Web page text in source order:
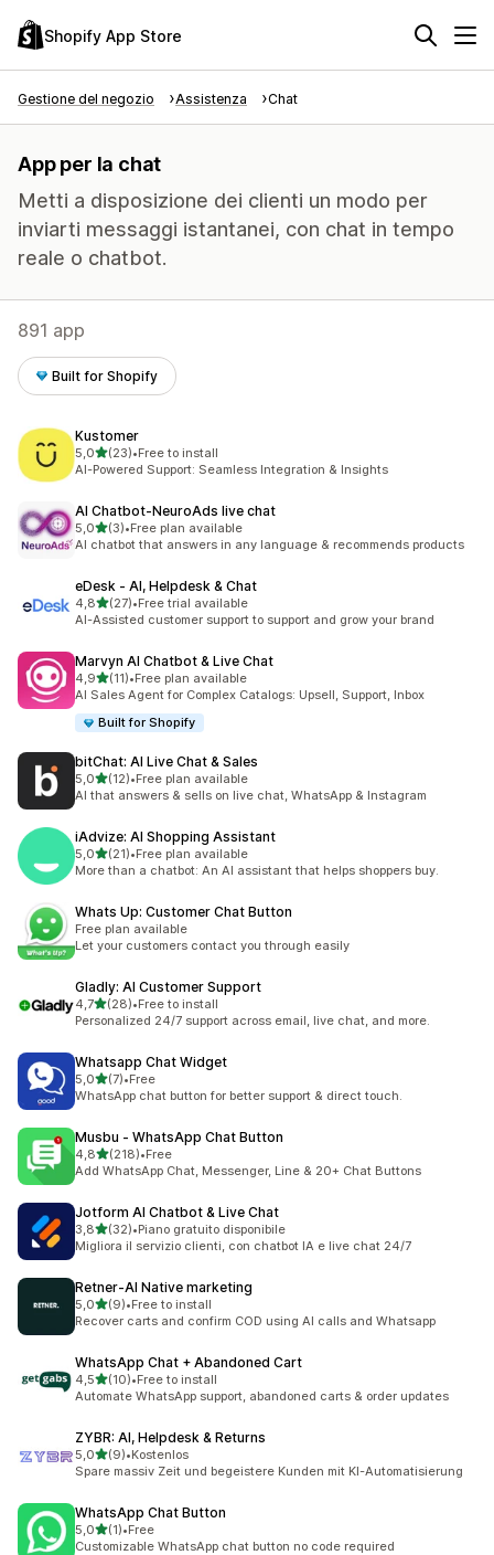
Shopify App Store
Gestione del negozio Assistenza Chat
App per la chat
Metti a disposizione dei clienti un modo per
inviarti messaggi istantanei, con chat in tempo
reale o chatbot.
891 app
Built for Shopify
Kustomer
5,0stelle su 5
(23)
23 recensioni totali
•Free to install
AI-Powered Support: Seamless Integration & Insights
AI Chatbot‑NeuroAds live chat
5,0stelle su 5
(3)
3 recensioni totali
•Free plan available
AI chatbot that answers in any language & recommends products
eDesk ‑ AI, Helpdesk & Chat
4,8stelle su 5
(27)
27 recensioni totali
•Free trial available
AI-Assisted customer support to support and grow your brand
Marvyn AI Chatbot & Live Chat
4,9stelle su 5
(11)
11 recensioni totali
•Free plan available
AI Sales Agent for Complex Catalogs: Upsell, Support, Inbox
Built for Shopify
bitChat: AI Live Chat & Sales
5,0stelle su 5
(12)
12 recensioni totali
•Free plan available
AI that answers & sells on live chat, WhatsApp & Instagram
iAdvize: AI Shopping Assistant
5,0stelle su 5
(21)
21 recensioni totali
•Free plan available
More than a chatbot: An AI assistant that helps shoppers buy.
Whats Up: Customer Chat Button
Free plan available
Let your customers contact you through easily
Gladly: AI Customer Support
4,7stelle su 5
(28)
28 recensioni totali
•Free to install
Personalized 24/7 support across email, live chat, and more.
Whatsapp Chat Widget
5,0stelle su 5
(7)
7 recensioni totali
•Free
WhatsApp chat button for better support & direct touch.
Musbu ‑ WhatsApp Chat Button
4,8stelle su 5
(218)
218 recensioni totali
•Free
Add WhatsApp Chat, Messenger, Line & 20+ Chat Buttons
Jotform AI Chatbot & Live Chat
3,8stelle su 5
(32)
32 recensioni totali
•Piano gratuito disponibile
Migliora il servizio clienti, con chatbot IA e live chat 24/7
Retner‑AI Native marketing
5,0stelle su 5
(9)
9 recensioni totali
•Free to install
Recover carts and confirm COD using AI calls and Whatsapp
WhatsApp Chat + Abandoned Cart
4,5stelle su 5
(10)
10 recensioni totali
•Free to install
Automate WhatsApp support, abandoned carts & order updates
ZYBR: AI, Helpdesk & Returns
5,0stelle su 5
(9)
9 recensioni totali
•Kostenlos
Spare massiv Zeit und begeistere Kunden mit KI-Automatisierung
WhatsApp Chat Button
5,0stelle su 5
(1)
1 recensioni totali
•Free
Customizable WhatsApp chat button no code required